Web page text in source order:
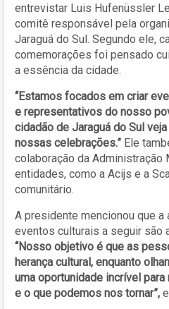
entrevistar Luis Hufenüssler
comitê responsável pela
Jaraguá do Sul. Segundo ele,
comemorações foi pensado
a essência da cidade.
“Estamos focados em criar
e representativos do nosso
cidadão de Jaraguá do Sul
nossas celebrações.” Ele
colaboração da Administração
entidades, como a Acijs e a
comunitário.
A presidente mencionou que a
eventos culturais a seguir são
“Nosso objetivo é que as
herança cultural, enquanto
uma oportunidade incrível
e o que podemos nos tornar”,